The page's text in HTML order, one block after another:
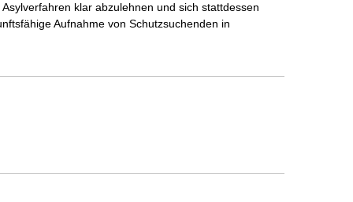
klar abzulehnen und sich stattdessen
Aufnahme von Schutzsuchenden in